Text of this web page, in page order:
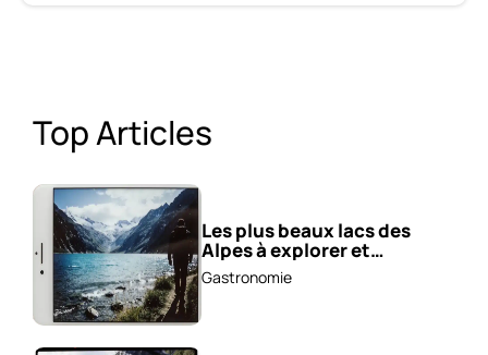
Top Articles
Les plus beaux lacs des
Alpes à explorer et
photographier !
Gastronomie